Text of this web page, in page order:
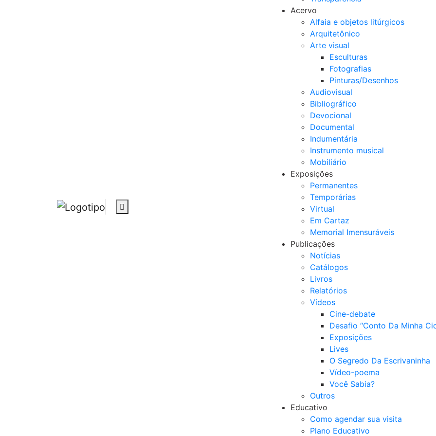
Acervo
Alfaia e objetos litúrgicos
Arquitetônico
Arte visual
Esculturas
Fotografias
Pinturas/Desenhos
Audiovisual
Bibliográfico
Devocional
Documental
Indumentária
Instrumento musical
Mobiliário
Exposições
Permanentes
Temporárias
Virtual
Em Cartaz
Memorial Imensuráveis
Publicações
Notícias
Catálogos
Livros
Relatórios
Vídeos
Cine-debate
Desafio “Conto Da Minha
Exposições
Lives
O Segredo Da Escrivaninha
Vídeo-poema
Você Sabia?
Outros
Educativo
Como agendar sua visita
Plano Educativo